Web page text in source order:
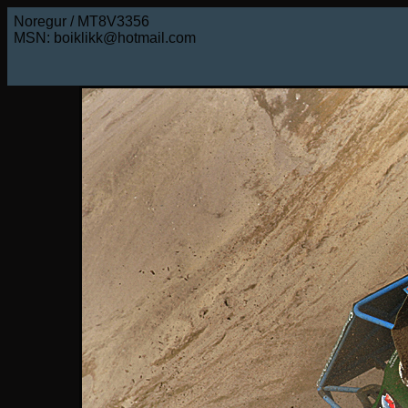
Noregur / MT8V3356
MSN: boiklikk@hotmail.com